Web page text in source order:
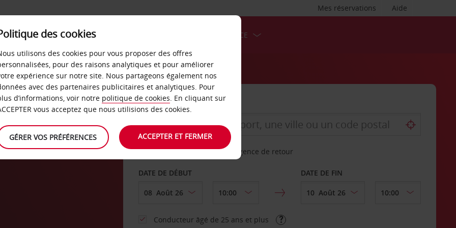
Aide
Mes réservations
SERVICES &
LOCATION
LIBRE-SERVICE
AGENCE DE DÉPART
Sélectionnez une autre agence de retour
DATE DE DÉBUT DATE DE FIN
Conducteur âgé de 25 ans et plus
des cookies
utilisons des cookies pour vous proposer des offres
pour des raisons analytiques et pour améliorer
expérience sur notre site. Nous partageons également nos
avec des partenaires publicitaires et analytiques. Pour
d’informations, voir notre politique de cookies. En cliquant sur
vous acceptez que nous utilisions des cookies.
GÉRER VOS PRÉFÉRENCES ACCEPTER ET FERMER